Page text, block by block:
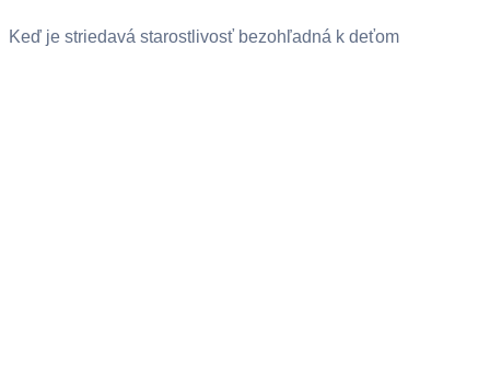
Keď je striedavá starostlivosť bezohľadná k deťom